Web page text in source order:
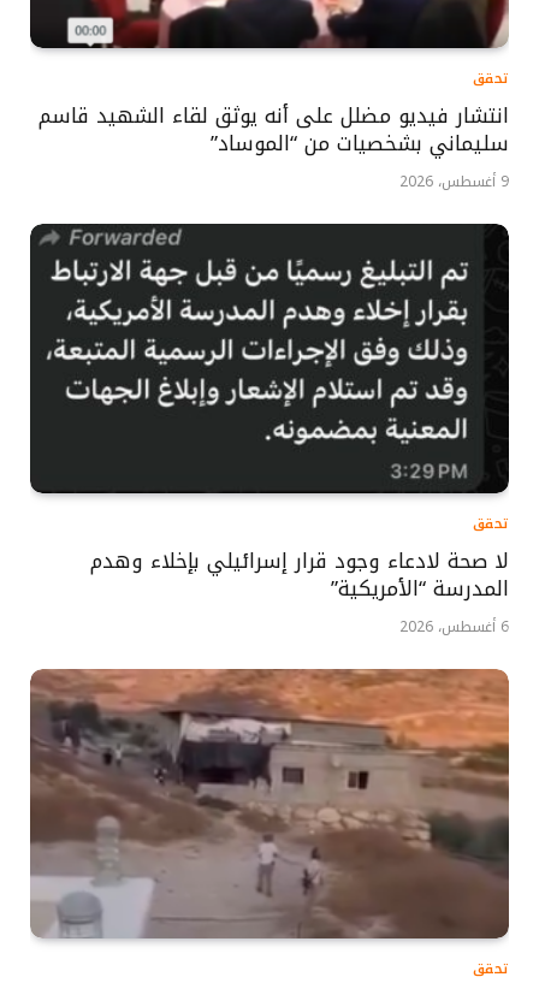
تحقق
انتشار فيديو مضلل على أنه يوثق لقاء الشهيد قاسم
سليماني بشخصيات من “الموساد”
9 أغسطس، 2026
تحقق
لا صحة لادعاء وجود قرار إسرائيلي بإخلاء وهدم
المدرسة “الأمريكية”
6 أغسطس، 2026
تحقق